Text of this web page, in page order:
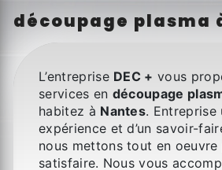
découpage plasma
L’entreprise DEC + vous
services en découpage
habitez à Nantes. Entreprise
expérience et d’un savoir-
nous mettons tout en
satisfaire. Nous vous